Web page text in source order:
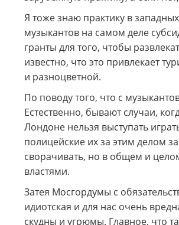
Я тоже знаю практику в
музыкантов на самом деле
гранты для того, чтобы
известно, что это привлекает
и разноцветной.
По поводу того, что с
Естественно, бывают случаи,
Лондоне нельзя выступать
полицейские их за этим делом
сворачивать, но в общем и
властями.
Затея Мосгордумы с
идиотская и для нас очень
скудны и угрюмы. Главное, что